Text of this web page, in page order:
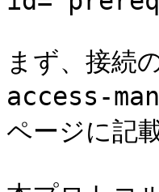
まず、接
access-
ページに記